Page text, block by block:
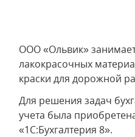
ООО «Ольвик»
лакокрасочных
краски для дорожной
Для решения задач
учета была
«1С:Бухгалтерия 8».